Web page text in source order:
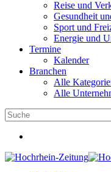
Reise und
Gesundheit
Sport und
Energie und
Termine
Kalender
Branchen
Alle
Alle